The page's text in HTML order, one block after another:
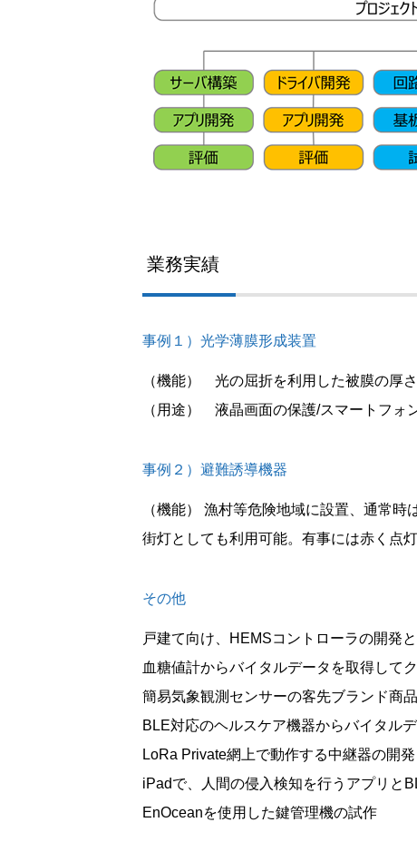
業務実績
事例１）光学薄膜形成装置
（機能） 光の屈折を利用した被膜の厚
（用途） 液晶画面の保護/スマートフォ
事例２）避難誘導機器
（機能） 漁村等危険地域に設置、通常時
街灯としても利用可能。有事には赤く点
その他
戸建て向け、HEMSコントローラの開発
血糖値計からバイタルデータを取得して
簡易気象観測センサーの客先ブランド商
BLE対応のヘルスケア機器からバイタル
LoRa Private網上で動作する中継器の開
iPadで、人間の侵入検知を行うアプリと
EnOceanを使用した鍵管理機の試作